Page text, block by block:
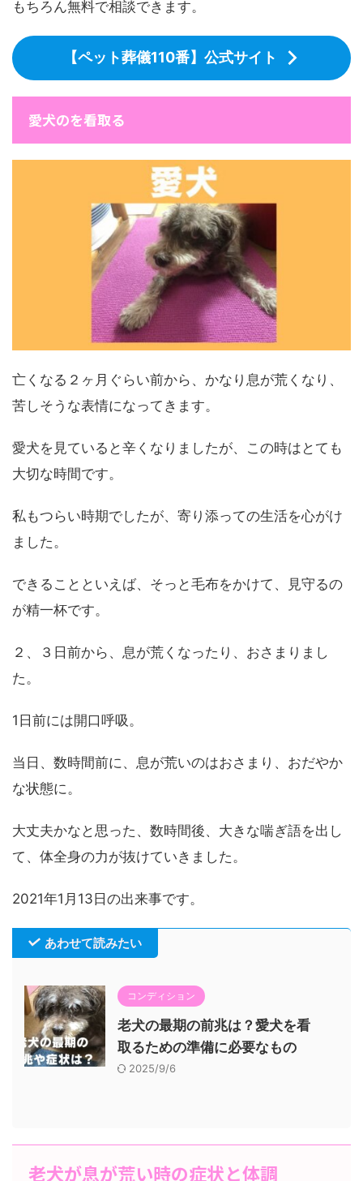
もちろん無料で相談できます。
【ペット葬儀110番】公式サイト
愛犬のを看取る
亡くなる２ヶ月ぐらい前から、かなり息が荒くなり、
苦しそうな表情になってきます。
愛犬を見ていると辛くなりましたが、この時はとても
大切な時間です。
私もつらい時期でしたが、寄り添っての生活を心がけ
ました。
できることといえば、そっと毛布をかけて、見守るの
が精一杯です。
２、３日前から、息が荒くなったり、おさまりまし
た。
1日前には開口呼吸。
当日、数時間前に、息が荒いのはおさまり、おだやか
な状態に。
大丈夫かなと思った、数時間後、大きな喘ぎ語を出し
て、体全身の力が抜けていきました。
2021年1月13日の出来事です。
あわせて読みたい
コンディション
老犬の最期の前兆は？愛犬を看
取るための準備に必要なもの
2025/9/6
老犬が息が荒い時の症状と体調